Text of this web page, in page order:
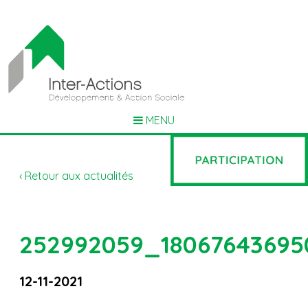
MENU
‹ Retour aux actualités
12-11-2021